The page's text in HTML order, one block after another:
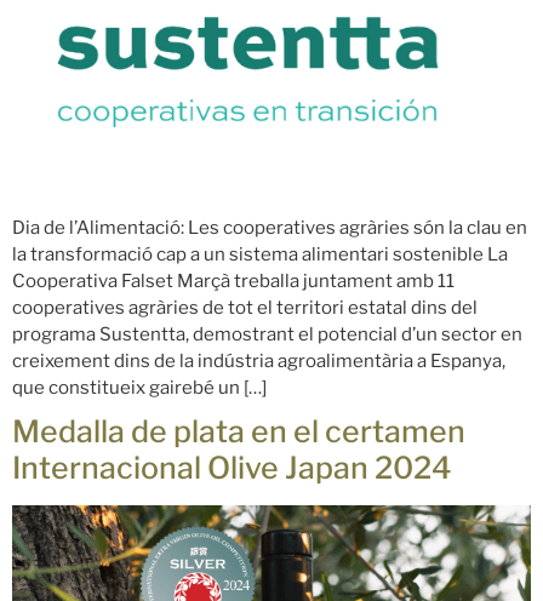
Dia de l’Alimentació: Les cooperatives agràries són la clau en
la transformació cap a un sistema alimentari sostenible La
Cooperativa Falset Marçà treballa juntament amb 11
cooperatives agràries de tot el territori estatal dins del
programa Sustentta, demostrant el potencial d’un sector en
creixement dins de la indústria agroalimentària a Espanya,
que constitueix gairebé un […]
Medalla de plata en el certamen
Internacional Olive Japan 2024